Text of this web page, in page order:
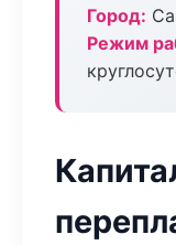
Город:
Режим